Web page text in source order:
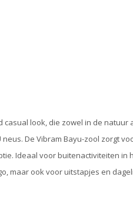
look, die zowel in de natuur
De Vibram Bayu-zool zorgt
Ideaal voor buitenactiviteiten in
maar ook voor uitstapjes en